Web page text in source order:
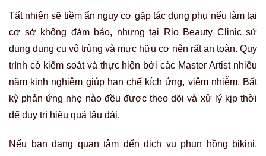
Tất nhiên sẽ tiềm ẩn nguy cơ gặp tác dụng phụ nếu làm tại
cơ sở không đảm bảo, nhưng tại Rio Beauty Clinic sử
dụng dụng cụ vô trùng và mực hữu cơ nên rất an toàn. Quy
trình có kiểm soát và thực hiện bởi các Master Artist nhiều
năm kinh nghiệm giúp hạn chế kích ứng, viêm nhiễm. Bất
kỳ phản ứng nhẹ nào đều được theo dõi và xử lý kịp thời
để duy trì hiệu quả lâu dài.
Nếu bạn đang quan tâm đến dịch vụ phun hồng bikini,